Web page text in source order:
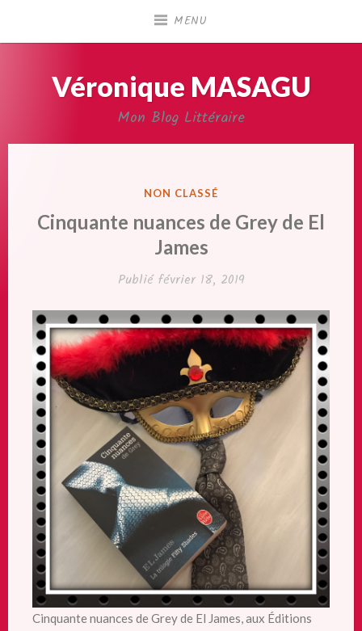
MENU
Véronique MASAGU
Mon Blog Littéraire
PUBLIÉ
NON CLASSÉ
Cinquante nuances de Grey de El
James
Publié février 18, 2019
Cinquante nuances de Grey de El James, aux Éditions